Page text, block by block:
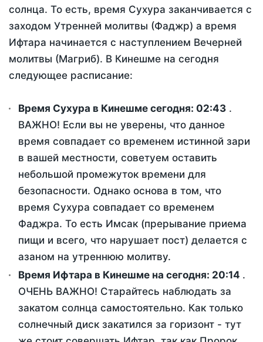
солнца. То есть, время Сухура заканчивается с
заходом Утренней молитвы (Фаджр) а время
Ифтара начинается с наступлением Вечерней
молитвы (Магриб). В Кинешме на сегодня
следующее расписание:
Время Сухура в Кинешме сегодня: 02:43 .
ВАЖНО! Если вы не уверены, что данное
время совпадает со временем истинной зари
в вашей местности, советуем оставить
небольшой промежуток времени для
безопасности. Однако основа в том, что
время Сухура совпадает со временем
Фаджра. То есть Имсак (прерывание приема
пищи и всего, что нарушает пост) делается с
азаном на утреннюю молитву.
Время Ифтара в Кинешме на сегодня: 20:14 .
ОЧЕНЬ ВАЖНО! Старайтесь наблюдать за
закатом солнца самостоятельно. Как только
солнечный диск закатился за горизонт - тут